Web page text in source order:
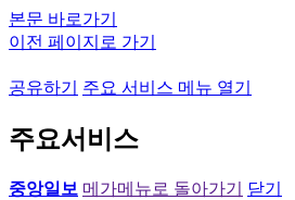
본문 바로가기
이전 페이지로 가기
공유하기 주요 서비스 메뉴 열기
주요서비스
중앙일보 메가메뉴로 돌아가기
닫기